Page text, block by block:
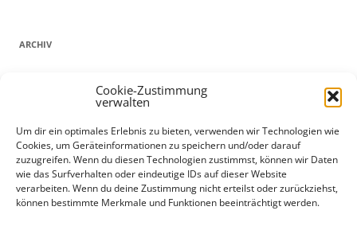
Cookie-Zustimmung
verwalten
Um dir ein optimales Erlebnis zu bieten, verwenden wir Technologien wie
Cookies, um Geräteinformationen zu speichern und/oder darauf
zuzugreifen. Wenn du diesen Technologien zustimmst, können wir Daten
wie das Surfverhalten oder eindeutige IDs auf dieser Website
verarbeiten. Wenn du deine Zustimmung nicht erteilst oder zurückziehst,
können bestimmte Merkmale und Funktionen beeinträchtigt werden.
ARCHIV
ADMIN
Anmelden
Eintrags-Feed